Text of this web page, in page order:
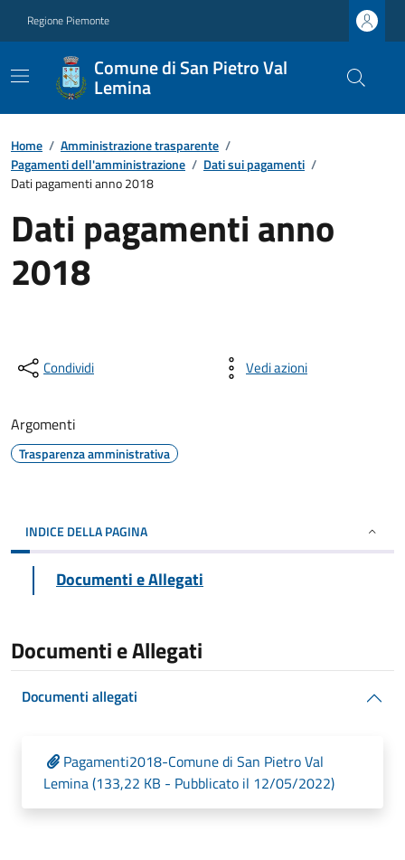
Regione Piemonte
Comune di San Pietro Val
Lemina
Home / Amministrazione trasparente /
Pagamenti dell'amministrazione / Dati sui pagamenti /
Dati pagamenti anno 2018
Dati pagamenti anno
2018
Condividi Vedi azioni
Argomenti
Trasparenza amministrativa
INDICE DELLA PAGINA
Documenti e Allegati
Documenti e Allegati
Documenti allegati
Pagamenti2018-Comune di San Pietro Val
Lemina (133,22 KB - Pubblicato il 12/05/2022)